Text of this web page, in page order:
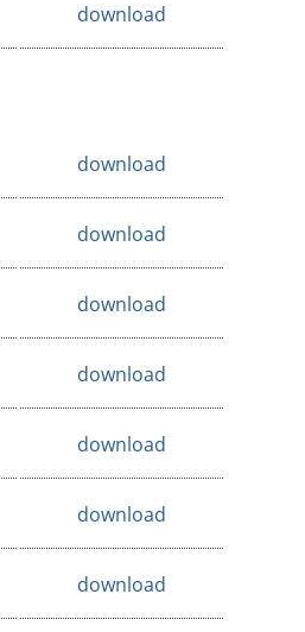
download
download
download
download
download
download
download
download